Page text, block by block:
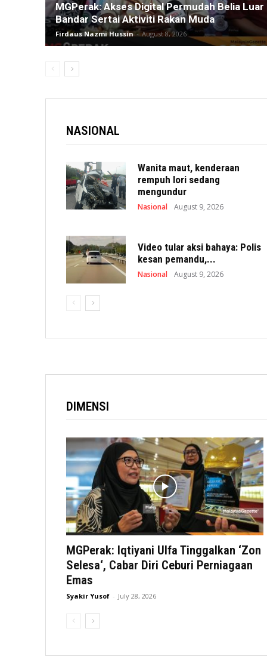
MGPerak: Akses Digital Permudah Belia Luar
Bandar Sertai Aktiviti Rakan Muda
Firdaus Nazmi Hussin - August 8, 2026
NASIONAL
Wanita maut, kenderaan
rempuh lori sedang
mengundur
Nasional August 9, 2026
Video tular aksi bahaya: Polis
kesan pemandu,...
Nasional August 9, 2026
DIMENSI
MGPerak: Iqtiyani Ulfa Tinggalkan ‘Zon
Selesa‘, Cabar Diri Ceburi Perniagaan
Emas
Syakir Yusof - July 28, 2026